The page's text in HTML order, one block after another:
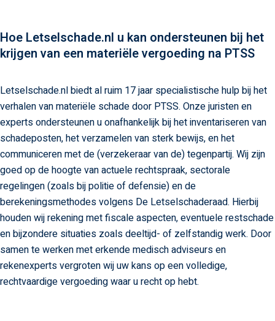
Hoe Letselschade.nl u kan ondersteunen bij het
krijgen van een materiële vergoeding na PTSS
Letselschade.nl biedt al ruim 17 jaar specialistische hulp bij het
verhalen van materiële schade door PTSS. Onze juristen en
experts ondersteunen u onafhankelijk bij het inventariseren van
schadeposten, het verzamelen van sterk bewijs, en het
communiceren met de (verzekeraar van de) tegenpartij. Wij zijn
goed op de hoogte van actuele rechtspraak, sectorale
regelingen (zoals bij politie of defensie) en de
berekeningsmethodes volgens De Letselschaderaad. Hierbij
houden wij rekening met fiscale aspecten, eventuele restschade
en bijzondere situaties zoals deeltijd- of zelfstandig werk. Door
samen te werken met erkende medisch adviseurs en
rekenexperts vergroten wij uw kans op een volledige,
rechtvaardige vergoeding waar u recht op hebt.